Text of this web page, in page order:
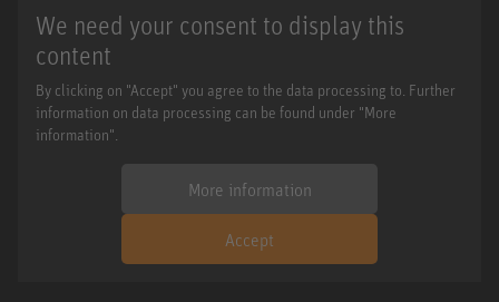
We need your consent to display this
content
By clicking on "Accept" you agree to the data processing to. Further
information on data processing can be found under "More
information".
More information
Accept